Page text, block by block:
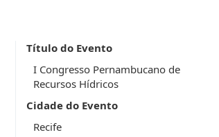
Título do Evento
I Congresso Pernambucano de
Recursos Hídricos
Cidade do Evento
Recife